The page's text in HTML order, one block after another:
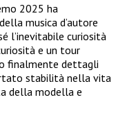
2025 ha
musica d’autore
l’inevitabile curiosità
e un tour
finalmente dettagli
stabilità nella vita
della modella e